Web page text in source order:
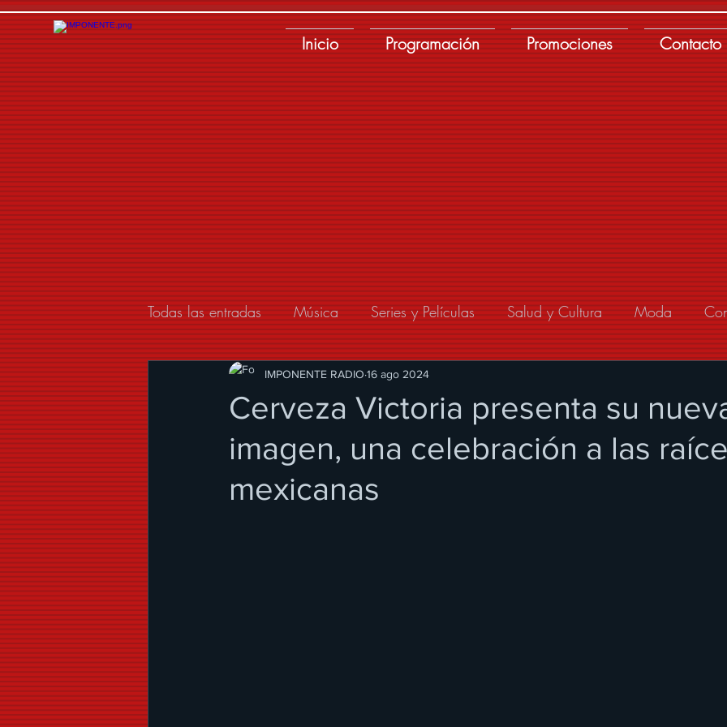
Inicio Programación Promociones Contacto
Todas las entradas Música Series y Películas Salud y Cultura Moda
Modo de Vida
Cerveza Victoria presenta su
imagen, una celebración a las
mexicanas
IMPONENTE RADIO 16 ago 2024